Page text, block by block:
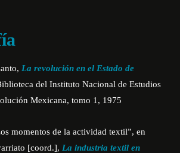
La revolución en el Estado de
del Instituto Nacional de Estudios
Mexicana, tomo 1, 1975
momentos de la actividad textil”, en
[coord.], La industria textil en